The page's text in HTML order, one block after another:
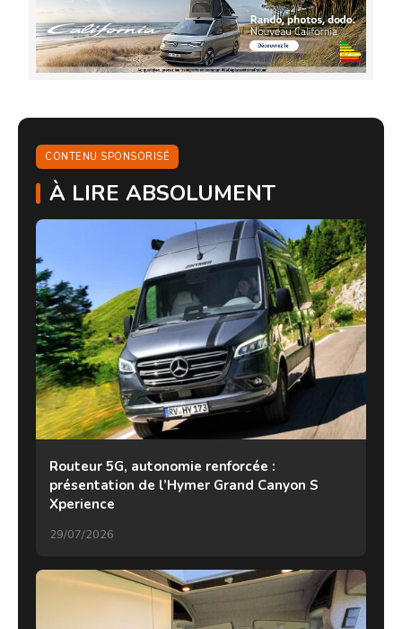
CONTENU SPONSORISÉ
À LIRE ABSOLUMENT
Routeur 5G, autonomie renforcée :
présentation de l’Hymer Grand Canyon S
Xperience
29/07/2026